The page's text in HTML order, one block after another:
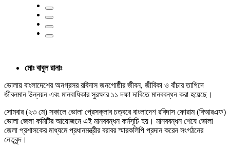
মোঃ বাবুল রানাঃ
ভোলায় বাংলাদেশের অনগ্রসর রবিদাস জনগোষ্ঠীর জীবন, জীবিকা ও বাঁচার তাগিদে
জীবনমান উন্নয়ন এবং মানবাধিকার সুরক্ষার ১১ দফা দাবিতে মানববন্ধন করা হয়েছে।
সোমবার (২৩ মে) সকালে ভোলা প্রেসক্লাব চত্বরে বাংলাদেশ রবিদাস ফোরাম (বিআরএফ)
ভোলা জেলা কমিটির আয়োজনে এই মানববন্ধন কর্মসূচি হয়। মানববন্ধন শেষে ভোলা
জেলা প্রশাসকের মাধ্যমে প্রধানমন্ত্রীর বরাবর স্মারকলিপি প্রদান করেন সংগঠনের
নেতৃবৃন্দ।